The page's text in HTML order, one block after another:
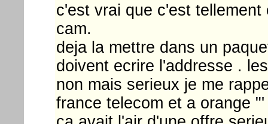
c'est vrai que c'est
cam.
deja la mettre dans un
doivent ecrire l'addresse .
non mais serieux je me
france telecom et a orange